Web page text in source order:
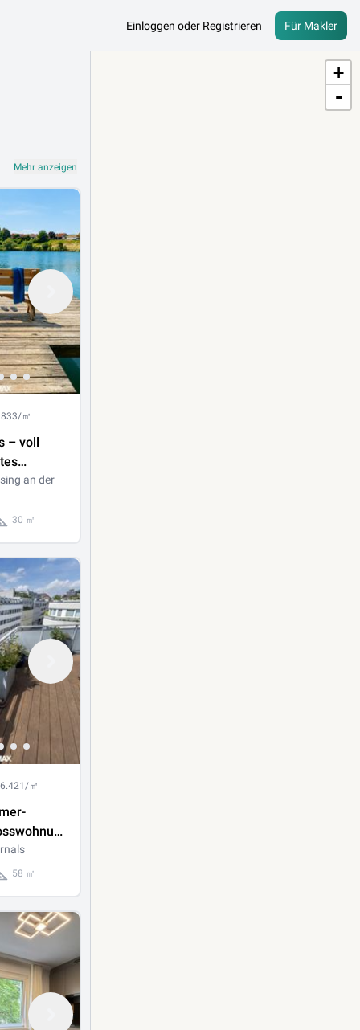
Einloggen oder Registrieren Für Makler
Mehr anzeigen
㎡
– voll
ca. 120
Garten,
an der
30 ㎡
㎡
58 ㎡
+
-